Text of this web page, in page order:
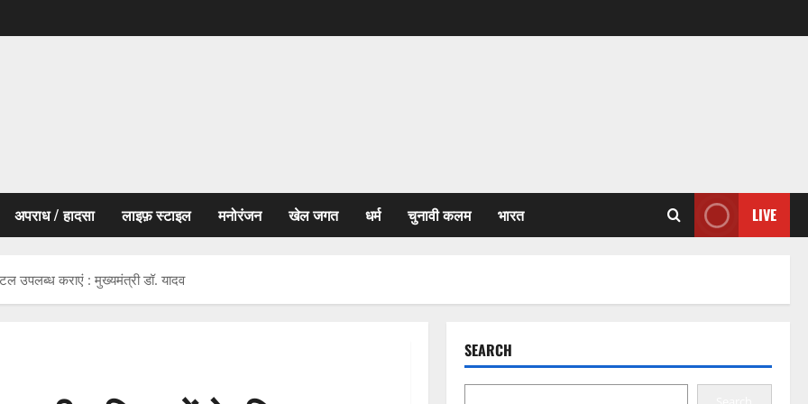
अपराध / हादसा लाइफ़ स्टाइल मनोरंजन खेल जगत धर्म चुनावी कलम भारत LIVE
उपलब्ध कराएं : मुख्यमंत्री डॉ. यादव
SEARCH